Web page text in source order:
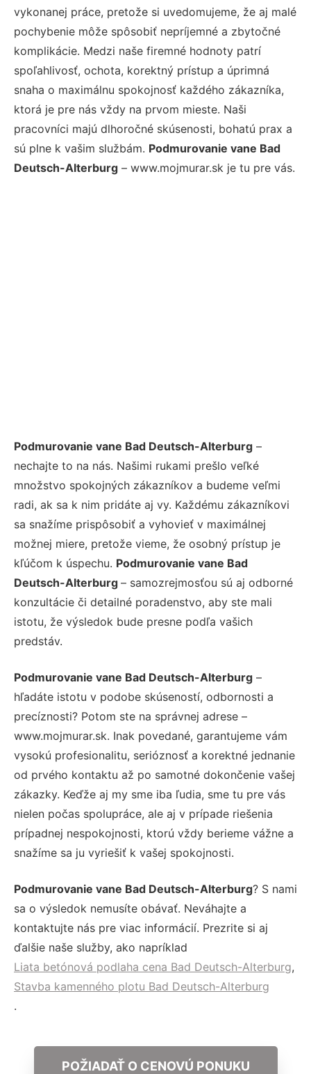
vykonanej práce, pretože si uvedomujeme, že aj malé
pochybenie môže spôsobiť nepríjemné a zbytočné
komplikácie. Medzi naše firemné hodnoty patrí
spoľahlivosť, ochota, korektný prístup a úprimná
snaha o maximálnu spokojnosť každého zákazníka,
ktorá je pre nás vždy na prvom mieste. Naši
pracovníci majú dlhoročné skúsenosti, bohatú prax a
sú plne k vašim službám. Podmurovanie vane Bad
Deutsch-Alterburg – www.mojmurar.sk je tu pre vás.
Podmurovanie vane Bad Deutsch-Alterburg –
nechajte to na nás. Našimi rukami prešlo veľké
množstvo spokojných zákazníkov a budeme veľmi
radi, ak sa k nim pridáte aj vy. Každému zákazníkovi
sa snažíme prispôsobiť a vyhovieť v maximálnej
možnej miere, pretože vieme, že osobný prístup je
kľúčom k úspechu. Podmurovanie vane Bad
Deutsch-Alterburg – samozrejmosťou sú aj odborné
konzultácie či detailné poradenstvo, aby ste mali
istotu, že výsledok bude presne podľa vašich
predstáv.
Podmurovanie vane Bad Deutsch-Alterburg –
hľadáte istotu v podobe skúseností, odbornosti a
precíznosti? Potom ste na správnej adrese –
www.mojmurar.sk. Inak povedané, garantujeme vám
vysokú profesionalitu, serióznosť a korektné jednanie
od prvého kontaktu až po samotné dokončenie vašej
zákazky. Keďže aj my sme iba ľudia, sme tu pre vás
nielen počas spolupráce, ale aj v prípade riešenia
prípadnej nespokojnosti, ktorú vždy berieme vážne a
snažíme sa ju vyriešiť k vašej spokojnosti.
Podmurovanie vane Bad Deutsch-Alterburg? S nami
sa o výsledok nemusíte obávať. Neváhajte a
kontaktujte nás pre viac informácií. Prezrite si aj
ďalšie naše služby, ako napríklad
Liata betónová podlaha cena Bad Deutsch-Alterburg,
Stavba kamenného plotu Bad Deutsch-Alterburg
.
POŽIADAŤ O CENOVÚ PONUKU